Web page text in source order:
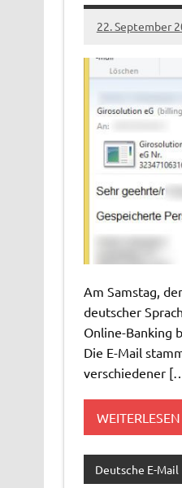
22. September
Am Samstag,
deutscher
Online-Banking
Die E-Mail
verschiedener
WEITERLESEN
Deutsche E-Mail